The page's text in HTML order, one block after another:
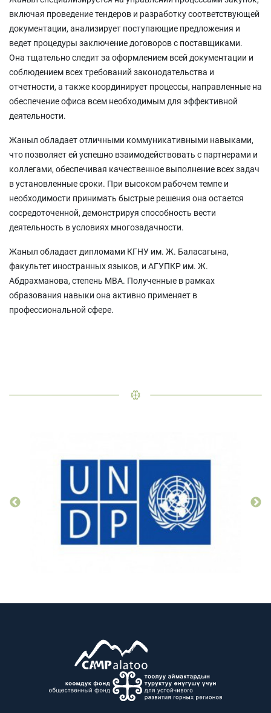
включая проведение тендеров и разработку соответствующей
документации, анализирует поступающие предложения и
ведет процедуры заключение договоров с поставщиками.
Она тщательно следит за оформлением всей документации и
соблюдением всех требований законодательства и
отчетности, а также координирует процессы, направленные на
обеспечение офиса всем необходимым для эффективной
деятельности.
Жаныл обладает отличными коммуникативными навыками,
что позволяет ей успешно взаимодействовать с партнерами и
коллегами, обеспечивая качественное выполнение всех задач
в установленные сроки. При высоком рабочем темпе и
необходимости принимать быстрые решения она остается
сосредоточенной, демонстрируя способность вести
деятельность в условиях многозадачности.
Жаныл обладает дипломами КГНУ им. Ж. Баласагына,
факультет иностранных языков, и АГУПКР им. Ж.
Абдрахманова, степень MBA. Полученные в рамках
образования навыки она активно применяет в
профессиональной сфере.